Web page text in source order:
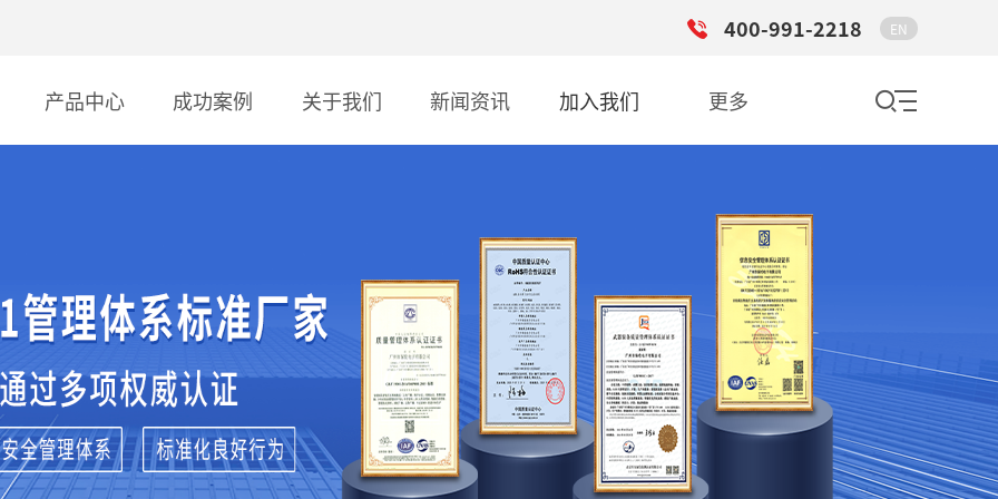
400-991-2218 EN
产品中心 成功案例 关于我们 新闻资讯 加入我们 更多